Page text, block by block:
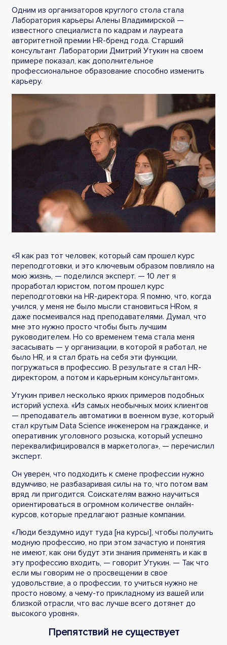
Одним из организаторов круглого стола стала
Лаборатория карьеры Алены Владимирской —
известного специалиста по кадрам и лауреата
авторитетной премии HR-бренд года. Старший
консультант Лаборатории Дмитрий Утукин на своем
примере показал, как дополнительное
профессиональное образование способно изменить
карьеру.
«Я как раз тот человек, который сам прошел курс
переподготовки, и это ключевым образом повлияло на
мою жизнь, — поделился эксперт. — 10 лет я
проработал юристом, потом прошел курс
переподготовки на HR-директора. Я помню, что, когда
учился, у меня не было мысли становиться HRом, я
даже посмеивался над преподавателями. Думал, что
мне это нужно просто чтобы быть лучшим
руководителем. Но со временем тема стала меня
засасывать — у организации, в которой я работал, не
было HR, и я стал брать на себя эти функции,
погружаться в профессию. В результате я стал HR-
директором, а потом и карьерным консультантом».
Утукин привел несколько ярких примеров подобных
историй успеха. «Из самых необычных моих клиентов
— преподаватель автоматики в военном вузе, который
стал крутым Data Science инженером на гражданке, и
оперативник уголовного розыска, который успешно
переквалифицировался в маркетолога», — перечислил
эксперт.
Он уверен, что подходить к смене профессии нужно
вдумчиво, не разбазаривая силы на то, что потом вам
вряд ли пригодится. Соискателям важно научиться
ориентироваться в огромном количестве онлайн-
курсов, которые предлагают разные компании.
«Люди бездумно идут туда [на курсы], чтобы получить
модную профессию, но при этом зачастую и понятия
не имеют, как они будут эти знания применять и как в
эту профессию входить, — говорит Утукин. — Так что
если мы говорим не о просвещении в свое
удовольствие, а о профессии, то учиться нужно не
просто новому, а чему-то прикладному из вашей или
близкой отрасли, что вас лучше всего дотянет до
высокого уровня».
Препятствий не существует